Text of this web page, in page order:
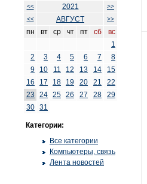
<< 2021
>>
<<
АВГУСТ >>
пн вт ср чт пт сб
вс
1
2
3 4 5 6 7
8
9
10 11 12 13 14
15
16
17 18 19 20 21
22
23
24 25 26 27 28
29
30 31
Категории:
Все категории
Компьютеры, связь
Лента новостей